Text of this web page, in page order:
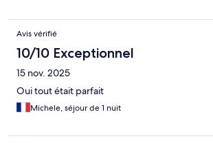
Avis vérifié
10/10 Exceptionnel
15 nov. 2025
Oui tout était parfait
Michele, séjour de 1 nuit